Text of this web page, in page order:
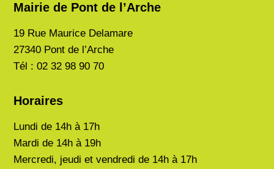
Mairie de Pont de l’Arche
19 Rue Maurice Delamare
27340 Pont de l’Arche
Tél : 02 32 98 90 70
Horaires
Lundi de 14h à 17h
Mardi de 14h à 19h
Mercredi, jeudi et vendredi de 14h à 17h